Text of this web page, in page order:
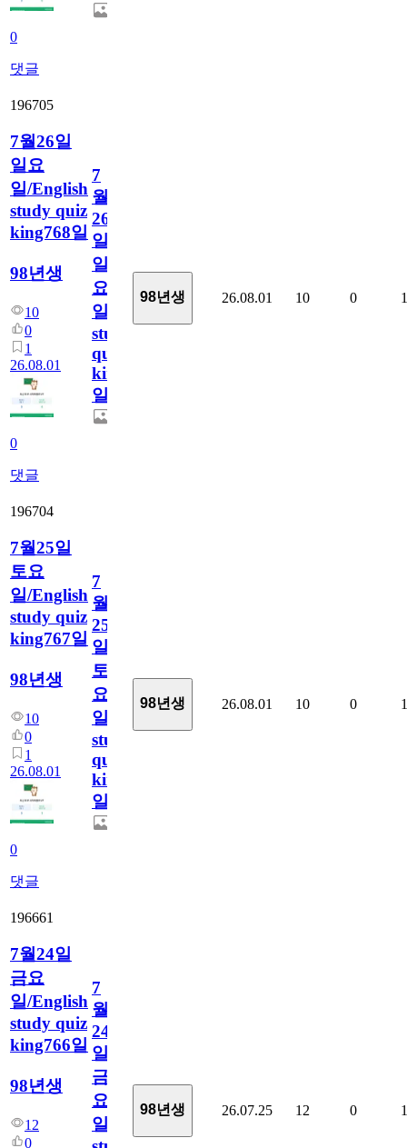
0
댓글
196705
7월26일
일요
일/English
study quiz
king768일
98년생
10
0
1
26.08.01
0
댓글
7
월
26
일
일
요
일/English
study
quiz
king768
일
98년생 26.08.01 10 0 1
196704
7월25일
토요
일/English
study quiz
king767일
98년생
10
0
1
26.08.01
0
댓글
7
월
25
일
토
요
일/English
study
quiz
king767
일
98년생 26.08.01 10 0 1
196661
7월24일
금요
일/English
study quiz
king766일
98년생
12
0
7
월
24
일
금
요
일/English
98년생 26.07.25 12 0 1